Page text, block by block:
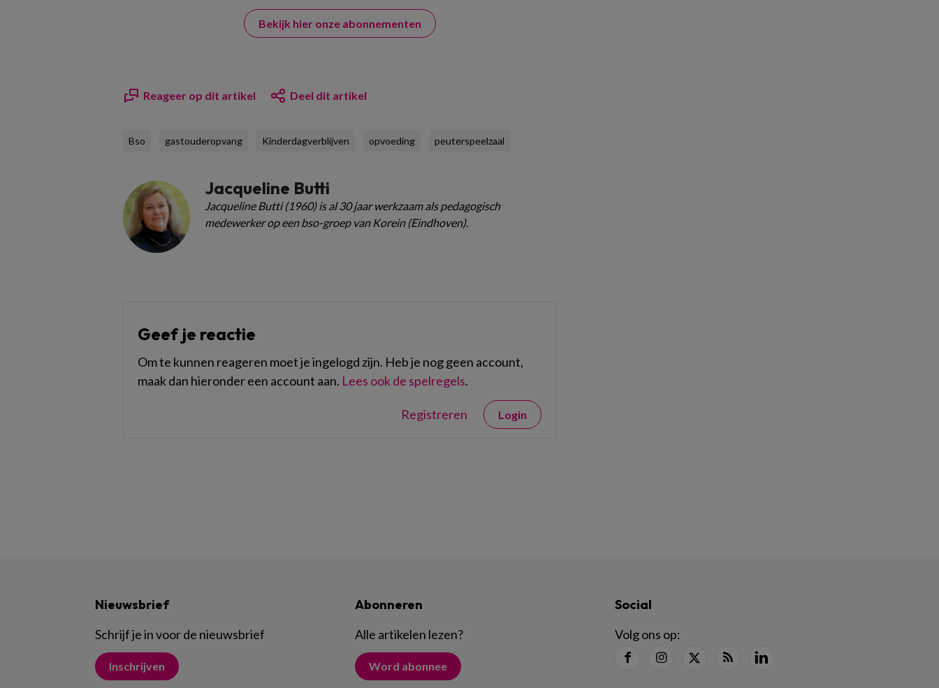
Bekijk hier onze abonnementen
Reageer op dit artikel Deel dit artikel
Bso gastouderopvang Kinderdagverblijven opvoeding peuterspeelzaal
Jacqueline Butti
Jacqueline Butti (1960) is al 30 jaar werkzaam als pedagogisch
medewerker op een bso-groep van Korein (Eindhoven).
Geef je reactie
Om te kunnen reageren moet je ingelogd zijn. Heb je nog geen account,
maak dan hieronder een account aan. Lees ook de spelregels.
Registreren Login
Nieuwsbrief
Schrijf je in voor de nieuwsbrief
Inschrijven
Abonneren
Alle artikelen lezen?
Word abonnee
Social
Volg ons op: